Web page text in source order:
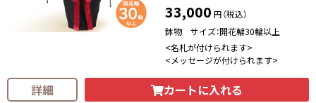
33,000 円（税込）
鉢物 サイズ：開花輪30輪以上
<名札が付けられます>
<メッセージが付けられます>
詳細 カートに入れる